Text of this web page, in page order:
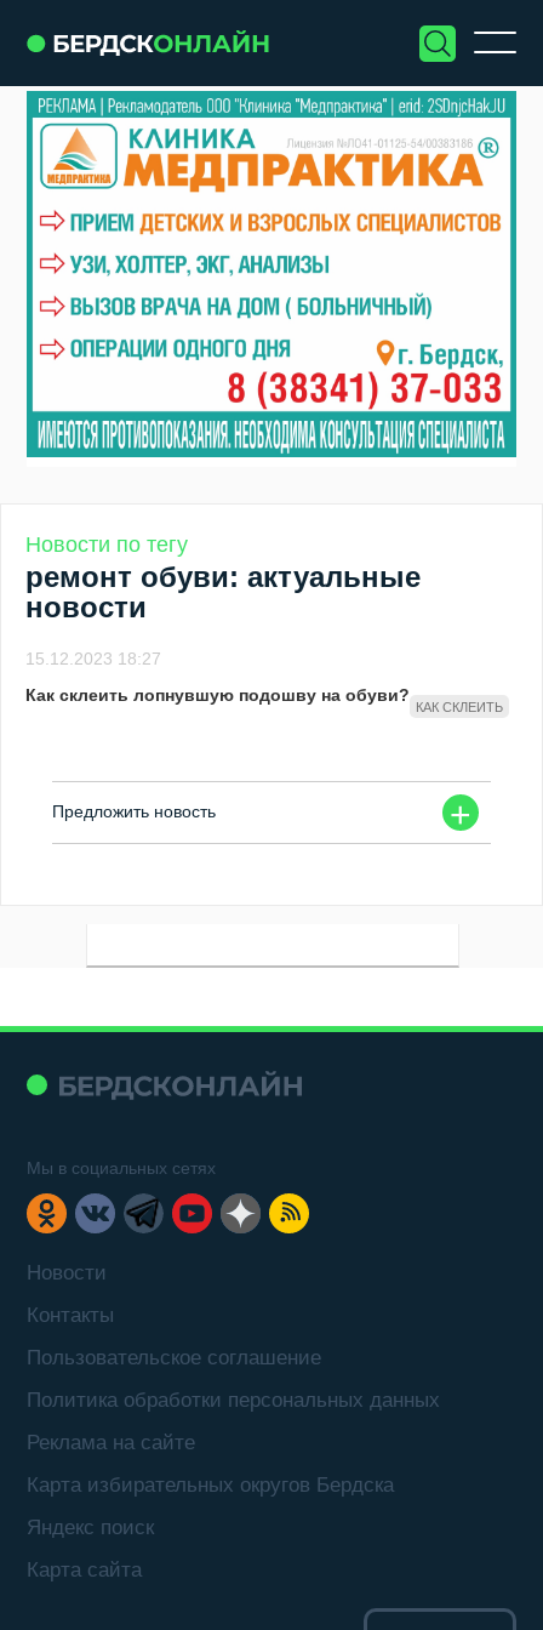
Новости по тегу
ремонт обуви: актуальные
новости
15.12.2023 18:27
Как склеить лопнувшую подошву на обуви?
КАК СКЛЕИТЬ
+
Предложить новость
Новости
Контакты
Пользовательское соглашение
Политика обработки персональных данных
Реклама на сайте
Карта избирательных округов Бердска
Яндекс поиск
Карта сайта
Мы в социальных сетях